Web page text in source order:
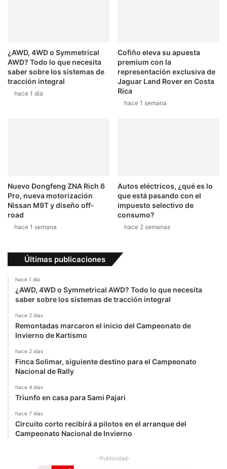
¿AWD, 4WD o Symmetrical
AWD? Todo lo que necesita
saber sobre los sistemas de
tracción integral
hace 1 día
Cofiño eleva su apuesta
premium con la
representación exclusiva de
Jaguar Land Rover en Costa
Rica
hace 1 semana
Nuevo Dongfeng ZNA Rich 6
Pro, nueva motorización
Nissan M9T y diseño off-
road
hace 1 semana
Autos eléctricos, ¿qué es lo
que está pasando con el
impuesto selectivo de
consumo?
hace 2 semanas
Últimas publicaciones
hace 1 día
¿AWD, 4WD o Symmetrical AWD? Todo lo que necesita
saber sobre los sistemas de tracción integral
hace 2 días
Remontadas marcaron el inicio del Campeonato de
Invierno de Kartismo
hace 2 días
Finca Solimar, siguiente destino para el Campeonato
Nacional de Rally
hace 4 días
Triunfo en casa para Sami Pajari
hace 7 días
Circuito corto recibirá a pilotos en el arranque del
Campeonato Nacional de Invierno
-Publicidad-